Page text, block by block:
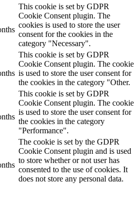
This cookie is set by GDPR
Cookie Consent plugin. The
cookies is used to store the user
consent for the cookies in the
category "Necessary".
This cookie is set by GDPR
Cookie Consent plugin. The cookie
is used to store the user consent for
the cookies in the category "Other.
This cookie is set by GDPR
Cookie Consent plugin. The cookie
is used to store the user consent for
the cookies in the category
"Performance".
The cookie is set by the GDPR
Cookie Consent plugin and is used
to store whether or not user has
consented to the use of cookies. It
does not store any personal data.